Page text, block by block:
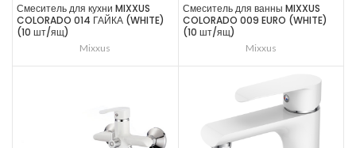
Смеситель для кухни MIXXUS
COLORADO 014 ГАЙКА (WHITE)
(10 шт/ящ)
Mixxus
Смеситель для ванны MIXXUS
COLORADO 009 EURO (WHITE)
(10 шт/ящ)
Mixxus